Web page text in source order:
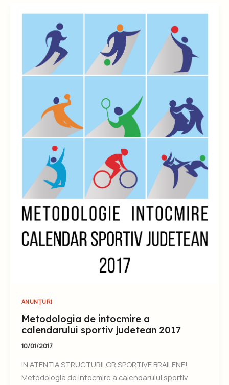
ANUNȚURI
Metodologia de intocmire a
calendarului sportiv judetean 2017
10/01/2017
IN ATENTIA STRUCTURILOR SPORTIVE BRAILENE!
Metodologia de intocmire a calendarului sportiv